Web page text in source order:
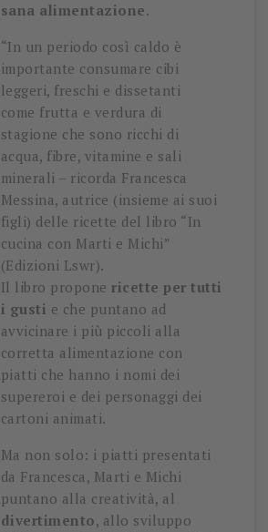
sana alimentazione.
“In un periodo così caldo è
importante consumare cibi
leggeri, freschi e dissetanti
come frutta e verdura di
stagione che sono ricchi di
acqua, fibre, vitamine e sali
minerali – ricorda Francesca
Messina, autrice (insieme ai suoi
figli) delle ricette del libro “In
cucina con Marti e Michi”
(Edizioni Lswr).
Il libro propone ricette per tutti
i gusti e che puntano ad
avvicinare i più piccoli alla
corretta alimentazione con
piatti che hanno i nomi dei
supereroi e dei personaggi dei
cartoni animati.
Ma non solo: i piatti presentati
da Francesca, Marti e Michi
puntano alla creatività, al
divertimento, allo sviluppo